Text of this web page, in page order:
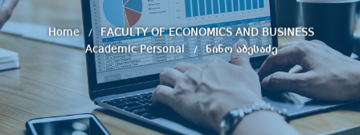
Home
FACULTY OF ECONOMICS AND BUSINESS
Academic Personal
ნინო აბესაძე